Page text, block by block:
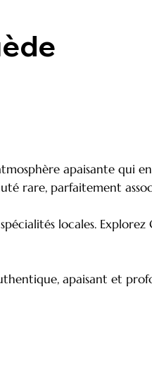
apaisante qui
rare, parfaitement
locales.
apaisant et